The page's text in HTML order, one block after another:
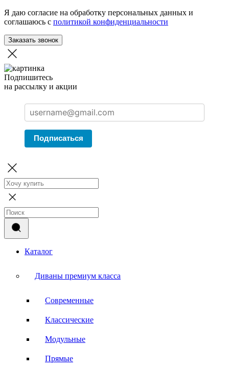
Я даю согласие на обработку персональных данных и
соглашаюсь с политикой конфиденциальности
Заказать звонок
Подпишитесь
на рассылку и акции
Подписаться
Каталог
Диваны премиум класса
Современные
Классические
Модульные
Прямые